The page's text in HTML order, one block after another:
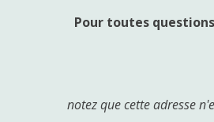
Pour toutes
notez que cette adresse